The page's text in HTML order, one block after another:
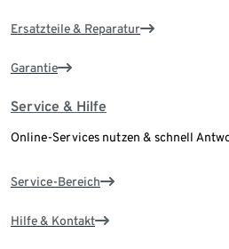
Ersatzteile & Reparatur
Garantie
Service & Hilfe
Online-Services nutzen & schnell
Service-Bereich
Hilfe & Kontakt